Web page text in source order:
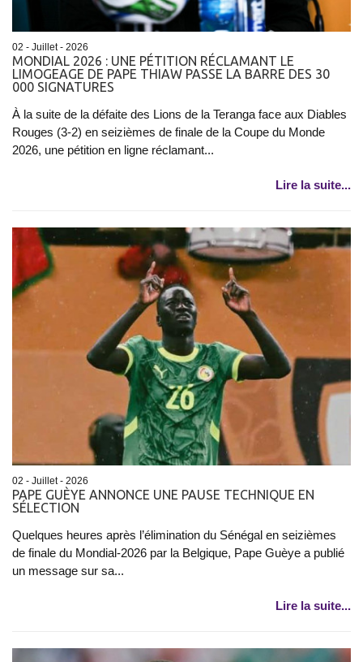
02 - Juillet - 2026
MONDIAL 2026 : UNE PÉTITION RÉCLAMANT LE
LIMOGEAGE DE PAPE THIAW PASSE LA BARRE DES 30
000 SIGNATURES
À la suite de la défaite des Lions de la Teranga face aux Diables
Rouges (3-2) en seizièmes de finale de la Coupe du Monde
2026, une pétition en ligne réclamant...
Lire la suite...
02 - Juillet - 2026
PAPE GUÈYE ANNONCE UNE PAUSE TECHNIQUE EN
SÉLECTION
Quelques heures après l’élimination du Sénégal en seizièmes
de finale du Mondial-2026 par la Belgique, Pape Guèye a publié
un message sur sa...
Lire la suite...